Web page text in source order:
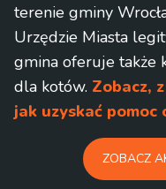
terenie gminy
Urzędzie Miasta
gmina oferuje także
dla kotów. Zobacz,
jak uzyskać pomoc
ZOBACZ